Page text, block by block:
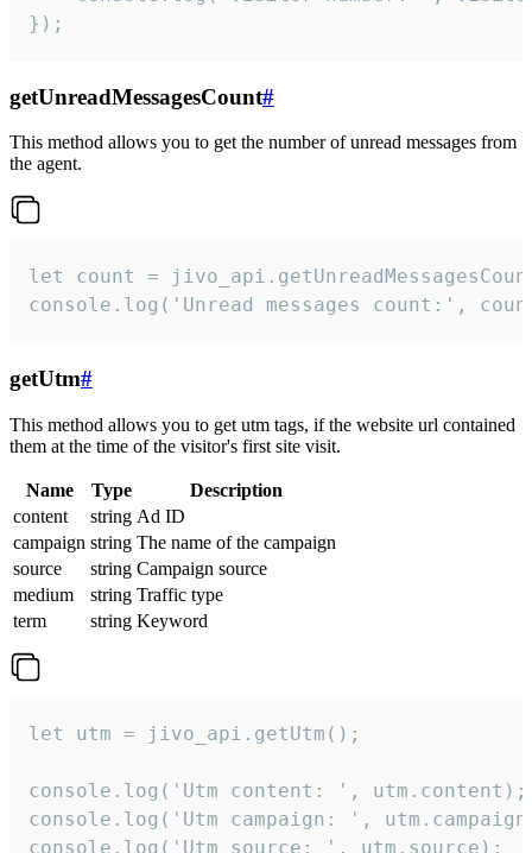
});
getUnreadMessagesCount#
This method allows you to get the number of unread messages from
the agent.
let count =
console.log('Unread messages count:',
getUtm#
This method allows you to get utm tags, if the website url contained
them at the time of the visitor's first site visit.
Name Type
Description
content
string Ad ID
campaign string The name of the campaign
source
string Campaign source
medium
string Traffic type
term
string Keyword
let utm = jivo_api.getUtm();
console.log('Utm content: ', utm.content);
console.log('Utm campaign: ',
console.log('Utm source: ', utm.source);